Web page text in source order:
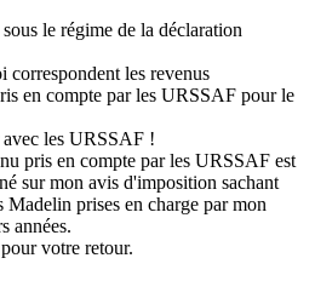
le régime de la déclaration
correspondent les revenus
en compte par les URSSAF pour le
les URSSAF !
pris en compte par les URSSAF est
sur mon avis d'imposition sachant
prises en charge par mon
années.
votre retour.